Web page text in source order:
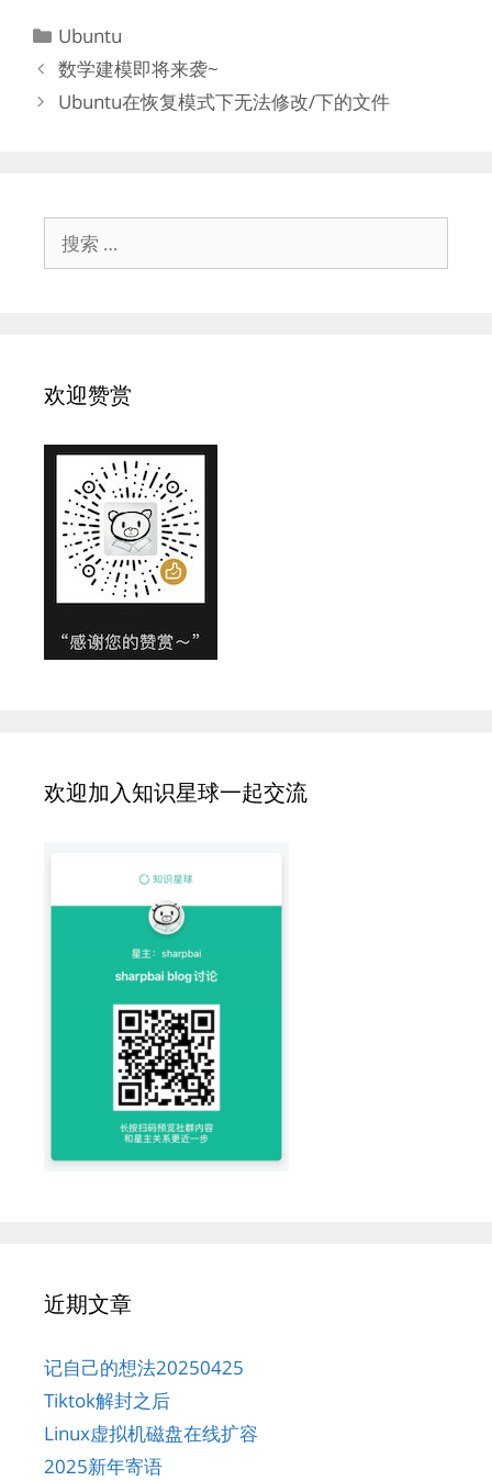
分
类
Ubuntu
数学建模即将来袭~
Ubuntu在恢复模式下无法修改/下的文件
索：
欢迎赞赏
欢迎加入知识星球一起交流
近期文章
记自己的想法20250425
Tiktok解封之后
Linux虚拟机磁盘在线扩容
2025新年寄语